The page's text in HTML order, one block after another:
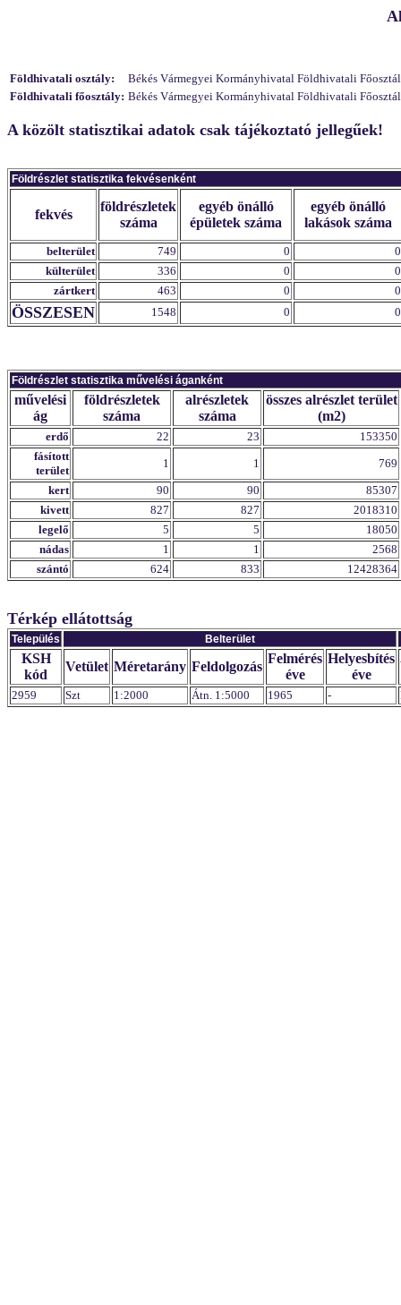
Földhivatali osztály:
Békés Vármegyei Kormányhivatal Földhivatali
Földhivatali főosztály: Békés Vármegyei Kormányhivatal Földhivatali
A közölt statisztikai adatok csak tájékoztató jellegűek!
Földrészlet statisztika fekvésenként
fekvés
földrészletek
száma
egyéb önálló
épületek száma
egyéb önálló
lakások száma
belterület 749 0
0
külterület
336 0
0
zártkert
463 0 0
ÖSSZESEN 1548 0 0
Földrészlet statisztika művelési áganként
művelési
ág
földrészletek
száma
alrészletek
száma
összes alrészlet terület
(m2)
erdő 22 23
153350
fásított
terület
1 1
769
kert
90 90
85307
kivett
827 827
2018310
legelő
5 5
18050
nádas
1 1
2568
szántó
624 833 12428364
Térkép ellátottság
Település Belterület
KSH
kód
Vetület Méretarány Feldolgozás
Felmérés
éve
Helyesbítés
éve
2959 Szt 1:2000 Átn. 1:5000 1965 -